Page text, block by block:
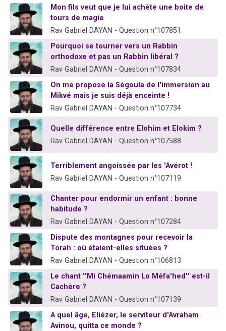
61 personnes viennent de demander une bénédiction
Il reste 49 places pour étudier en groupe sur Zoom
Ariel vient de donner son Maasser
Nathaniel vient de donner son Maasser
Mon fils veut que je lui achète une boite de
tours de magie
Rav Gabriel DAYAN - Question n°107851
Pourquoi se tourner vers un Rabbin
orthodoxe et pas un Rabbin libéral ?
Rav Gabriel DAYAN - Question n°107834
On me propose la Ségoula de l'immersion au
Mikvé mais je suis déjà enceinte !
Rav Gabriel DAYAN - Question n°107734
Quelle différence entre Elohim et Elokim ?
Rav Gabriel DAYAN - Question n°107588
Terriblement angoissée par les 'Avérot !
Rav Gabriel DAYAN - Question n°107119
Chanter pour endormir un enfant : bonne
habitude ?
Rav Gabriel DAYAN - Question n°107284
Dispute des montagnes pour recevoir la
Torah : où étaient-elles situées ?
Rav Gabriel DAYAN - Question n°106813
Le chant ''Mi Chémaamin Lo Méfa'hed'' est-il
Cachère ?
Rav Gabriel DAYAN - Question n°107139
A quel âge, Eliézer, le serviteur d'Avraham
Avinou, quitta ce monde ?